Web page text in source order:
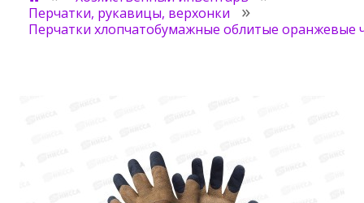
Перчатки, рукавицы, верхонки
Перчатки хлопчатобумажные облитые